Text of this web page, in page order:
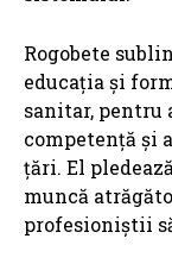
Rogobete
educația și
sanitar, pentru
competență și
țări. El
muncă
profesioniștii